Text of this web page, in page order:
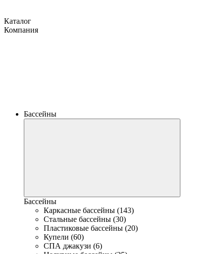
Каталог
Компания
Бассейны
Бассейны
Каркасные бассейны (143)
Стальные бассейны (30)
Пластиковые бассейны (20)
Купели (60)
СПА джакузи (6)